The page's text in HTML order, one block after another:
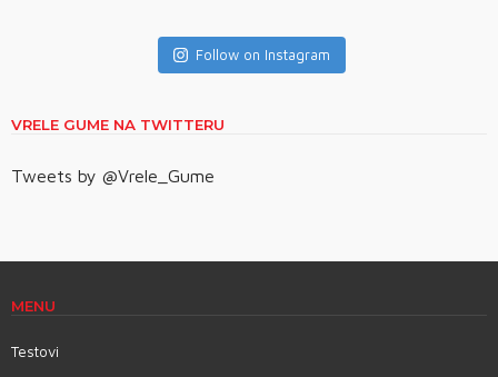
Follow on Instagram
VRELE GUME NA TWITTERU
Tweets by @Vrele_Gume
MENU
Testovi